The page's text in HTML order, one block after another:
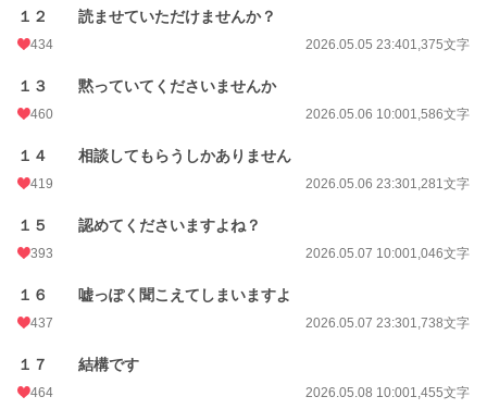
１２ 読ませていただけませんか？
434 2026.05.05 23:401,375文字
１３ 黙っていてくださいませんか
460 2026.05.06 10:001,586文字
１４ 相談してもらうしかありません
419 2026.05.06 23:301,281文字
１５ 認めてくださいますよね？
393 2026.05.07 10:001,046文字
１６ 嘘っぽく聞こえてしまいますよ
437 2026.05.07 23:301,738文字
１７ 結構です
464 2026.05.08 10:001,455文字